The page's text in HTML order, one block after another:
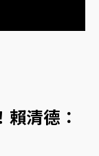
向法院聲請遭
清德：